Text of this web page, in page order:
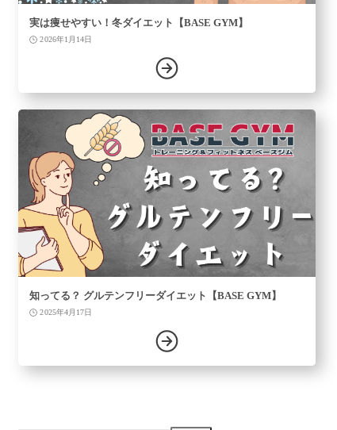
実は痩せやすい！冬ダイエット【BASE GYM】
2026年1月14日
知ってる？ グルテンフリーダイエット【BASE GYM】
2025年4月17日